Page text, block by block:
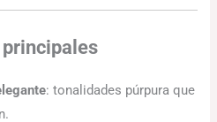
: tonalidades púrpura que